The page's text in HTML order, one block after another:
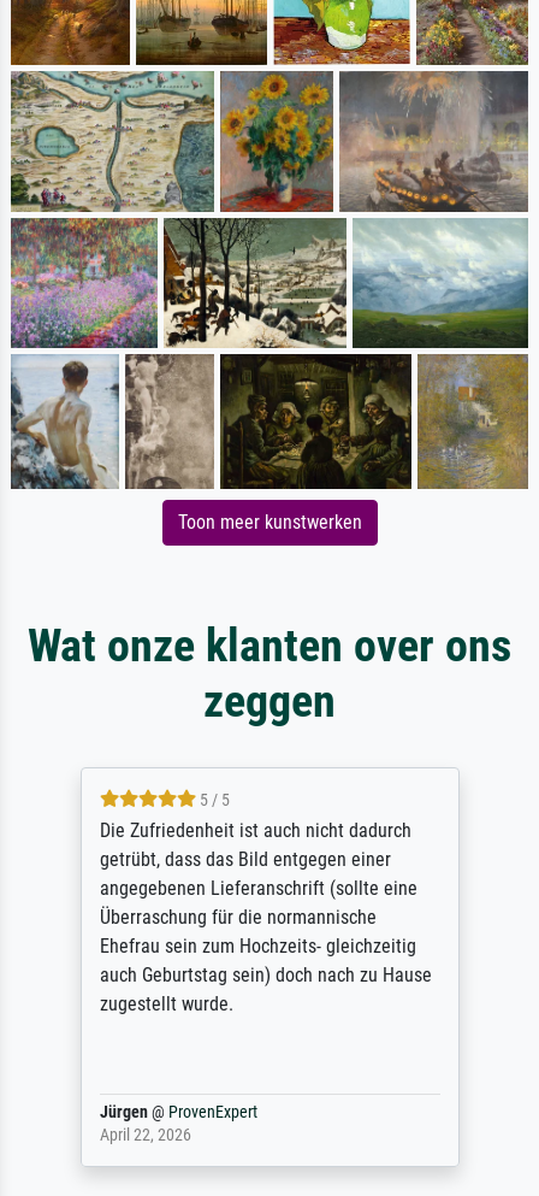
Toon meer kunstwerken
Wat onze klanten over ons
zeggen
5 / 5
Die Zufriedenheit ist auch nicht dadurch
getrübt, dass das Bild entgegen einer
angegebenen Lieferanschrift (sollte eine
Überraschung für die normannische
Ehefrau sein zum Hochzeits- gleichzeitig
auch Geburtstag sein) doch nach zu Hause
zugestellt wurde.
Jürgen@ ProvenExpert
April 22, 2026